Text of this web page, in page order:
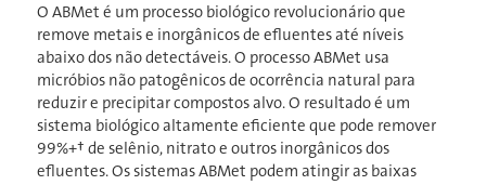
O ABMet é um processo biológico revolucionário que
remove metais e inorgânicos de efluentes até níveis
abaixo dos não detectáveis. O processo ABMet usa
micróbios não patogênicos de ocorrência natural para
reduzir e precipitar compostos alvo. O resultado é um
sistema biológico altamente eficiente que pode remover
99%+† de selênio, nitrato e outros inorgânicos dos
efluentes. Os sistemas ABMet podem atingir as baixas